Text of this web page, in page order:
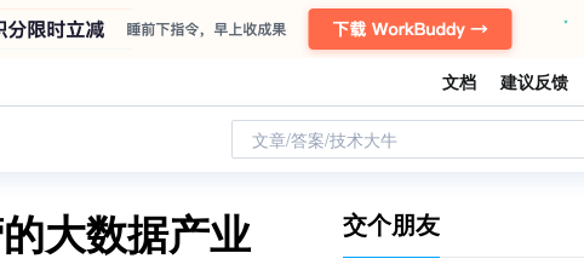
文档 建议反馈
文章/答案/技术大牛
大数据产业
交个朋友